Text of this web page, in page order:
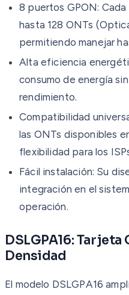
8 puertos GPON:
hasta 128 ONTs
permitiendo manejar
Alta eficiencia
consumo de energía
rendimiento.
Compatibilidad
las ONTs disponibles
flexibilidad para los
Fácil instalación: Su
integración en el
operación.
DSLGPA16: Tarjeta
Densidad
El modelo DSLGPA16